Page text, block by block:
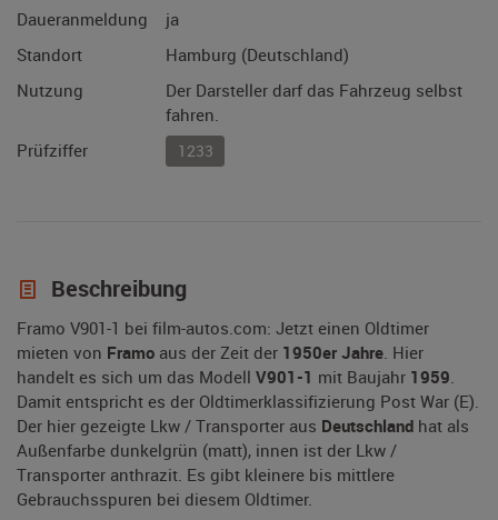
Daueranmeldung
ja
Standort
Hamburg (Deutschland)
Nutzung
Der Darsteller darf das Fahrzeug selbst
fahren.
Prüfziffer
1233
Beschreibung
Framo V901-1 bei film-autos.com: Jetzt einen Oldtimer
mieten von Framo aus der Zeit der 1950er Jahre. Hier
handelt es sich um das Modell V901-1 mit Baujahr 1959.
Damit entspricht es der Oldtimerklassifizierung Post War (E).
Der hier gezeigte Lkw / Transporter aus Deutschland hat als
Außenfarbe dunkelgrün (matt), innen ist der Lkw /
Transporter anthrazit. Es gibt kleinere bis mittlere
Gebrauchsspuren bei diesem Oldtimer.